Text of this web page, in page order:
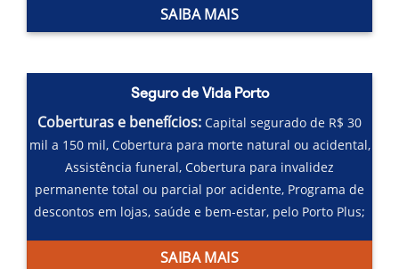
SAIBA MAIS
Seguro de Vida Porto
Coberturas e benefícios: Capital segurado de R$ 30
mil a 150 mil, Cobertura para morte natural ou acidental,
Assistência funeral,Cobertura para invalidez
permanente total ou parcial por acidente, Programa de
descontos em lojas, saúde e bem-estar, pelo Porto Plus;
SAIBA MAIS